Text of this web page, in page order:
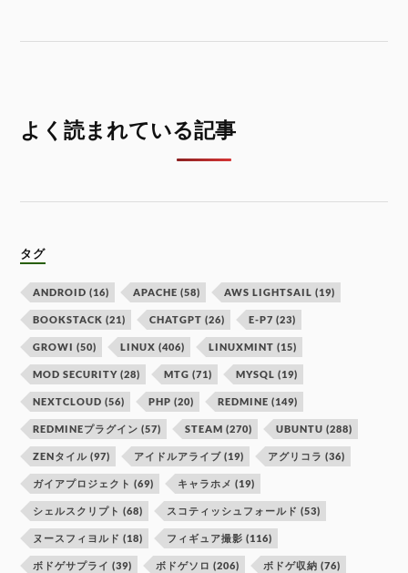
よく読まれている記事
タグ
ANDROID (16) APACHE (58) AWS LIGHTSAIL (19)
BOOKSTACK (21) CHATGPT (26) E-P7 (23)
GROWI (50) LINUX (406) LINUXMINT (15)
MOD SECURITY (28) MTG (71) MYSQL (19)
NEXTCLOUD (56) PHP (20) REDMINE (149)
REDMINEプラグイン (57) STEAM (270) UBUNTU (288)
ZENタイル (97) アイドルアライブ (19) アグリコラ (36)
ガイアプロジェクト (69) キャラホメ (19)
シェルスクリプト (68) スコティッシュフォールド (53)
ヌースフィヨルド (18) フィギュア撮影 (116)
ボドゲサプライ (39) ボドゲソロ (206) ボドゲ収納 (76)